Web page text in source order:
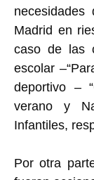
Madrid en
caso de las
escolar
deportivo –
verano y
Infantiles,
Por otra